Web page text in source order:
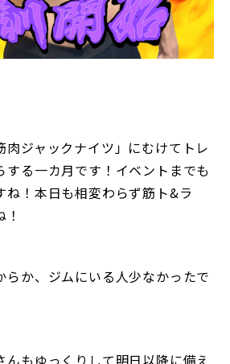
肉ジャックナイツ」にむけてトレ
する一カ月です！イベントまでも
ね！本日も相変わらず筋ト&ラ
らか、ジムにいる人少なかったで